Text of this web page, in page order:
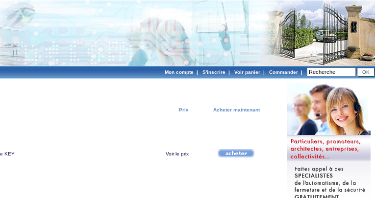
Mon compte | S'inscrire | Voir panier | Commander |
Prix Acheter maintenant
KEY Voir le prix